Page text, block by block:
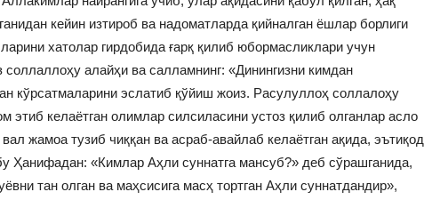
кейин изтироб ва надоматларда қийналган ёшлар борлиги
хатолар гирдобида ғарқ қилиб юбормасликлари учун
алайҳи ва салламнинг: «Динингизни кимдан
кўрсатмаларини эслатиб қўйиш жоиз. Расулуллоҳ соллалоҳу
этиб келаётган олимлар силсиласини устоз қилиб олганлар асло
жамоа тузиб чиққан ва асраб-авайлаб келаётган ақида, эътиқод
Ҳанифадан: «Кимлар Аҳли суннатга мансуб?» деб сўрашганида,
тан олган ва маҳсисига масҳ тортган Аҳли суннатдандир»,